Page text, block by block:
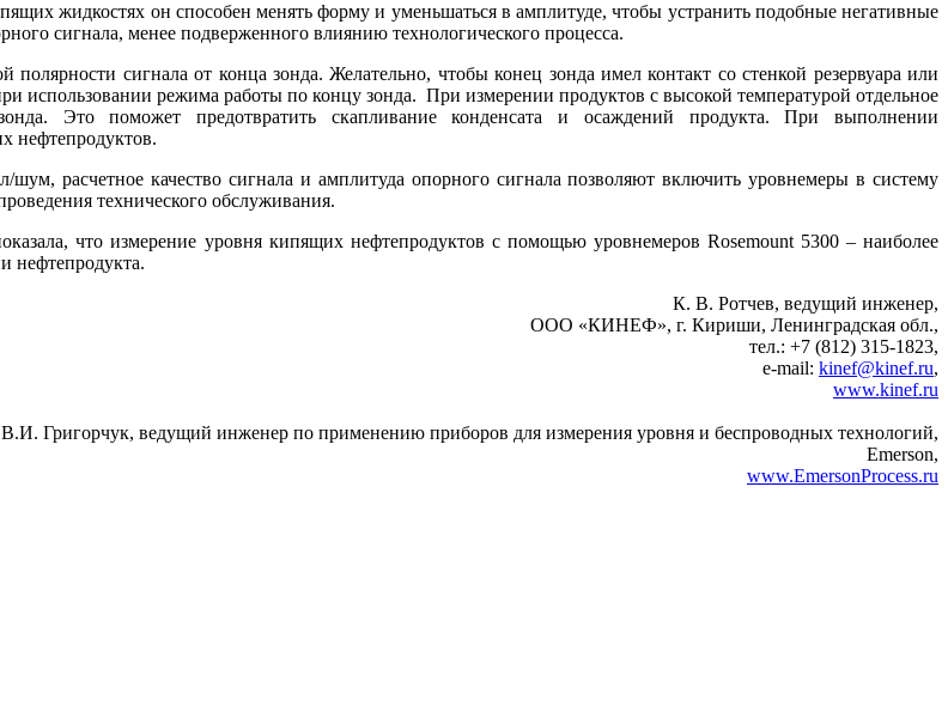
жидкостях он способен менять форму и уменьшаться в амплитуде, чтобы устранить подобные негативные
сигнала, менее подверженного влиянию технологического процесса.
сигнала от конца зонда. Желательно, чтобы конец зонда имел контакт со стенкой резервуара или
использовании режима работы по концу зонда. При измерении продуктов с высокой температурой отдельное
Это поможет предотвратить скапливание конденсата и осаждений продукта. При выполнении
нефтепродуктов.
расчетное качество сигнала и амплитуда опорного сигнала позволяют включить уровнемеры в систему
технического обслуживания.
что измерение уровня кипящих нефтепродуктов с помощью уровнемеров Rosemount 5300 – наиболее
нефтепродукта.
К. В. Ротчев, ведущий инженер,
ООО «КИНЕФ», г. Кириши, Ленинградская обл.,
тел.: +7 (812) 315-1823,
e‑mail: kinef@kinef.ru,
www.kinef.ru
В.И. Григорчук, ведущий инженер по применению приборов для измерения уровня и беспроводных технологий,
Emerson,
www.EmersonProcess.ru